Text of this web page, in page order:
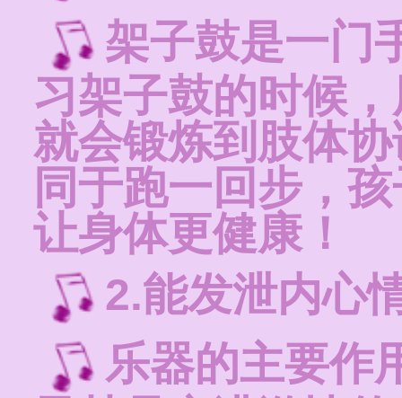
架子鼓是一门
习架子鼓的时候
就会锻炼到肢体
同于跑一回步，
让身体更健康！
2.能发泄内心
乐器的主要作